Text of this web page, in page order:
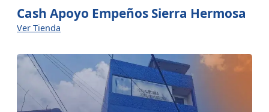
Cash Apoyo Empeños Sierra Hermosa
Ver Tienda